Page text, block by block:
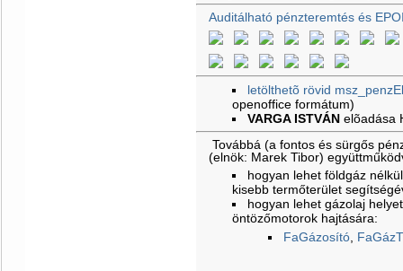
Auditálható pénzteremtés és
letölthetõ rövid
openoffice formátum)
VARGA ISTVÁN elõadása
Továbbá (a fontos és sürgős
(elnök: Marek Tibor)
hogyan lehet földgáz
kisebb termőterület
hogyan lehet gázolaj
öntözőmotorok hajtására:
FaGázosító